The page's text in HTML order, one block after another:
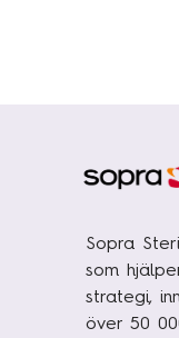
Sopra
som
strategi,
över 50